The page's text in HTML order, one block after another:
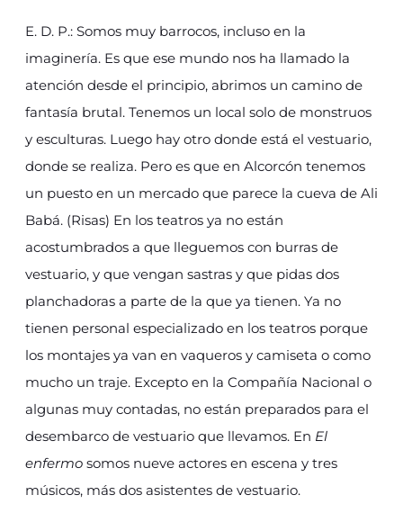
E. D. P.: Somos muy barrocos, incluso en la
imaginería. Es que ese mundo nos ha llamado la
atención desde el principio, abrimos un camino de
fantasía brutal. Tenemos un local solo de monstruos
y esculturas. Luego hay otro donde está el vestuario,
donde se realiza. Pero es que en Alcorcón tenemos
un puesto en un mercado que parece la cueva de Ali
Babá. (Risas) En los teatros ya no están
acostumbrados a que lleguemos con burras de
vestuario, y que vengan sastras y que pidas dos
planchadoras a parte de la que ya tienen. Ya no
tienen personal especializado en los teatros porque
los montajes ya van en vaqueros y camiseta o como
mucho un traje. Excepto en la Compañía Nacional o
algunas muy contadas, no están preparados para el
desembarco de vestuario que llevamos. En El
enfermo somos nueve actores en escena y tres
músicos, más dos asistentes de vestuario.